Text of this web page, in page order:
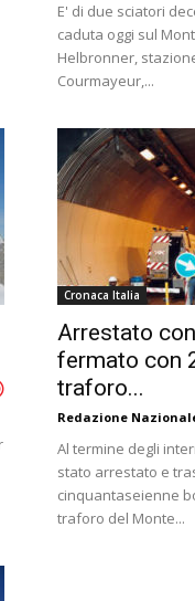
E' di due sciatori
caduta oggi sul
Helbronner,
Courmayeur,...
Cronaca Italia
Arrestato
fermato con
traforo...
Redazione
Al termine degli
stato arrestato e
cinquantaseienne
traforo del Monte...